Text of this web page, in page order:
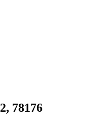
78176